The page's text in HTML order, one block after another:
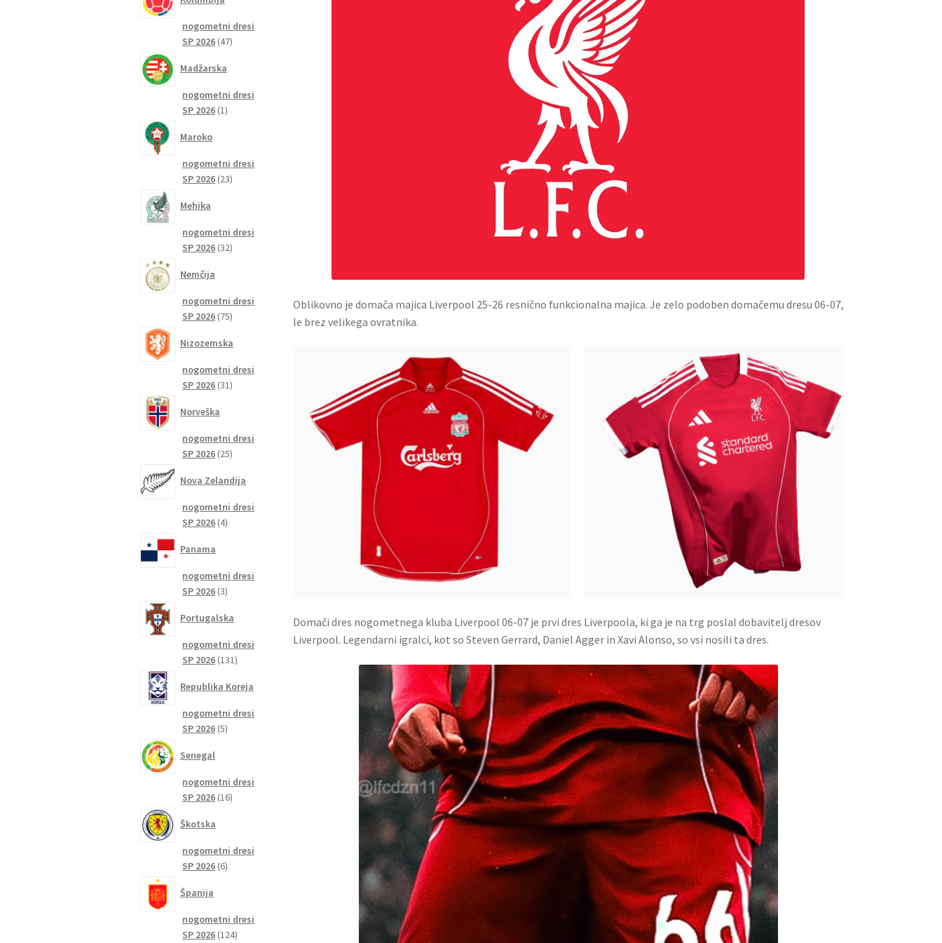
Oblikovno je domača majica Liverpool 25-26 resnično funkcionalna majica. Je zelo podoben domačemu dresu 06-07,
le brez velikega ovratnika.
Domači dres nogometnega kluba Liverpool 06-07 je prvi dres Liverpoola, ki ga je na trg poslal dobavitelj dresov
Liverpool. Legendarni igralci, kot so Steven Gerrard, Daniel Agger in Xavi Alonso, so vsi nosili ta dres.
nogometni dresi
SP 2026 4747
Madžarska
nogometni dresi
SP 2026 11
Maroko
nogometni dresi
SP 2026 2323
Mehika
nogometni dresi
SP 2026 3232
Nemčija
nogometni dresi
SP 2026 7575
Nizozemska
nogometni dresi
SP 2026 3131
Norveška
nogometni dresi
SP 2026 2525
Nova Zelandija
nogometni dresi
SP 2026 44
Panama
nogometni dresi
SP 2026 33
Portugalska
nogometni dresi
SP 2026 131131
Republika Koreja
nogometni dresi
SP 2026 55
Senegal
nogometni dresi
SP 2026 1616
Škotska
nogometni dresi
SP 2026 66
Španija
nogometni dresi
SP 2026 124124